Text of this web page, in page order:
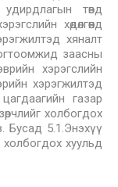
удирдлагын төвд
хөдөлгөөнд
хяналт
заасны
хэрэгслийн
хэрэгжилтэд
газар
холбогдох
Бусад 5.1.Энэхүү
холбогдох хуульд